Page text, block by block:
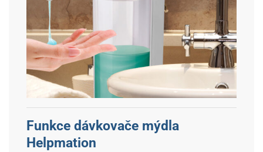
Funkce dávkovače mýdla
Helpmation